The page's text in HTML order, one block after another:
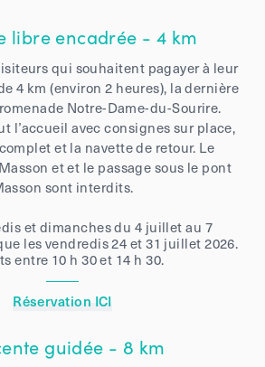
libre encadrée - 4 km
qui souhaitent pagayer à leur
4 km (environ 2 heures), la dernière
Notre-Dame-du-Sourire.
l’accueil avec consignes sur place,
et la navette de retour. Le
et et le passage sous le pont
sont interdits.
et dimanches du 4 juillet au 7
les vendredis 24 et 31 juillet 2026.
entre 10 h 30 et 14 h 30.
Réservation ICI
guidée - 8 km